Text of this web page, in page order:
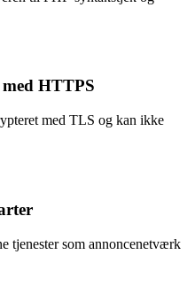
HTTPS
med TLS og kan ikke
tjenester som annoncenetværk